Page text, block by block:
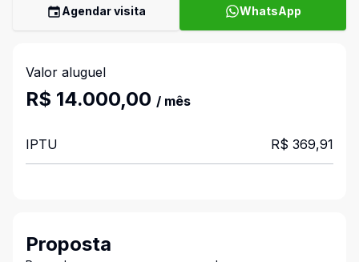
Agendar visita WhatsApp
Valor aluguel
R$ 14.000,00 / mês
IPTU R$ 369,91
Proposta